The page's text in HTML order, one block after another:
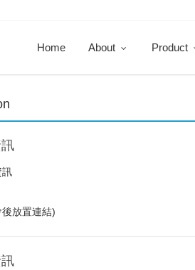
Home About Product
放置連結)